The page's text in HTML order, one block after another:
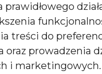
świec
lat tworzymy świece, które
liderem produkcji świec
dyfuzorów.
treści do
prowadzenia
i marketingowych.